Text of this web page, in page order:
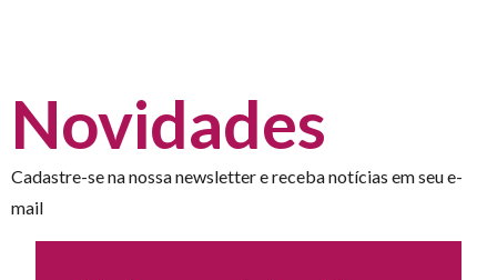
Novidades
Cadastre-se na nossa newsletter e receba notícias em seu e-
mail